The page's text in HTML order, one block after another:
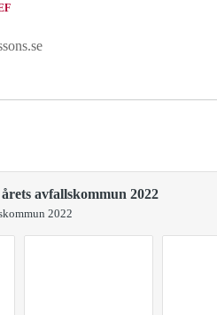
avfallskommun 2022
2022